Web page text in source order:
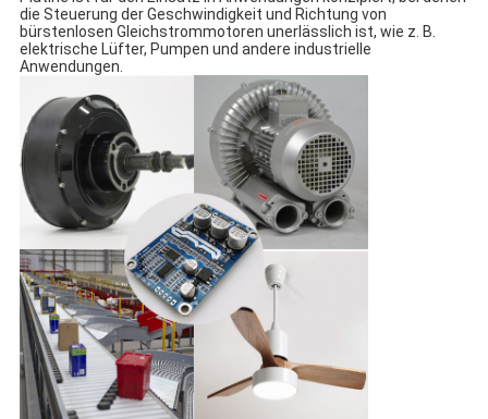
die Steuerung der Geschwindigkeit und Richtung von
bürstenlosen Gleichstrommotoren unerlässlich ist, wie z. B.
elektrische Lüfter, Pumpen und andere industrielle
Anwendungen.